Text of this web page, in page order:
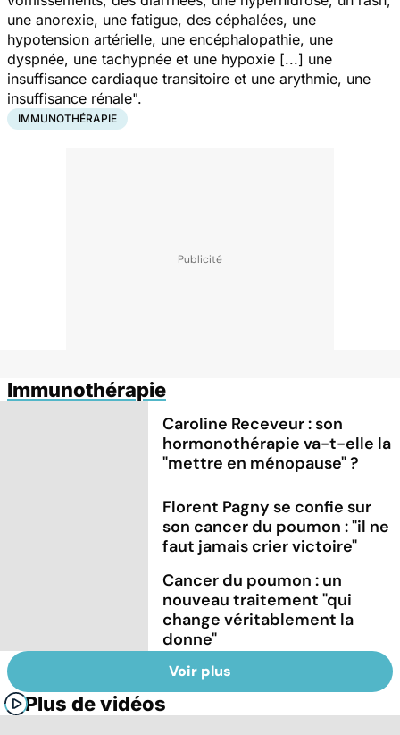
une anorexie, une fatigue, des céphalées, une
hypotension artérielle, une encéphalopathie, une
dyspnée, une tachypnée et une hypoxie [...] une
insuffisance cardiaque transitoire et une arythmie, une
insuffisance rénale".
IMMUNOTHÉRAPIE
Immunothérapie
Caroline Receveur : son
hormonothérapie va-t-elle la
"mettre en ménopause" ?
Florent Pagny se confie sur
son cancer du poumon : "il ne
faut jamais crier victoire"
Cancer du poumon : un
nouveau traitement "qui
change véritablement la
donne"
Voir plus
Plus de vidéos